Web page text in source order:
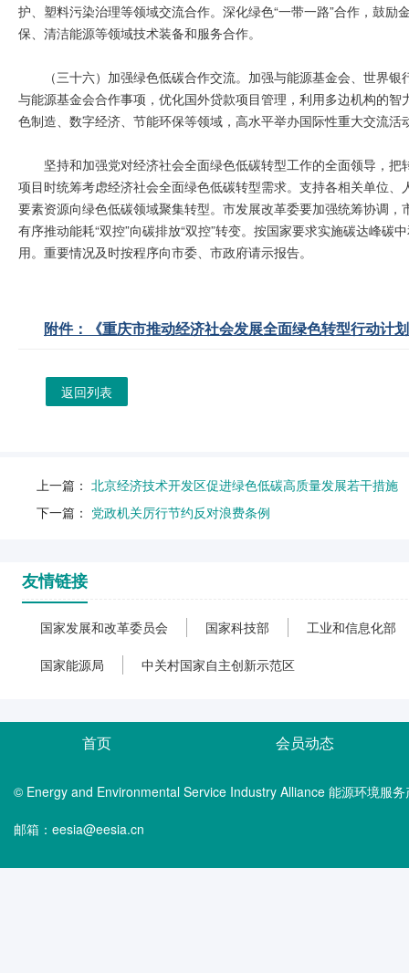
护、塑料污染治理等领域交流合作。深化绿色“一带一路”合作，鼓励
保、清洁能源等领域技术装备和服务合作。
（三十六）加强绿色低碳合作交流。加强与能源基金会、世界
与能源基金会合作事项，优化国外贷款项目管理，利用多边机构的
色制造、数字经济、节能环保等领域，高水平举办国际性重大交流活
坚持和加强党对经济社会全面绿色低碳转型工作的全面领导，
项目时统筹考虑经济社会全面绿色低碳转型需求。支持各相关单位
要素资源向绿色低碳领域聚集转型。市发展改革委要加强统筹协调
有序推动能耗“双控”向碳排放“双控”转变。按国家要求实施碳达峰
用。重要情况及时按程序向市委、市政府请示报告。
附件：《重庆市推动经济社会发展全面绿色转型行动计
返回列表
上一篇： 北京经济技术开发区促进绿色低碳高质量发展若干措施
下一篇： 党政机关厉行节约反对浪费条例
友情链接
国家发展和改革委员会 国家科技部 工业和信息化部
国家能源局 中关村国家自主创新示范区
首页 会员动态
© Energy and Environmental Service Industry Alliance 能源环境服
邮箱：eesia@eesia.cn